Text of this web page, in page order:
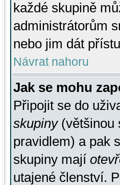
každé skupině
administrátorům
nebo jim dát
Návrat nahoru
Jak se mohu
Připojit se do
skupiny(většinou
pravidlem) a pak
skupiny mají
utajené členství.